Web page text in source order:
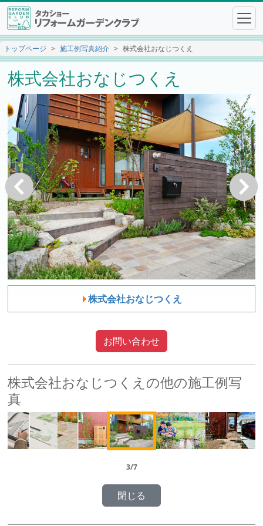
トップページ 施工例写真紹介 株式会社おなじつくえ
株式会社おなじつくえ
戻る 次へ
株式会社おなじつくえ
お問い合わせ
株式会社おなじつくえの他の施工例写
真
3/7